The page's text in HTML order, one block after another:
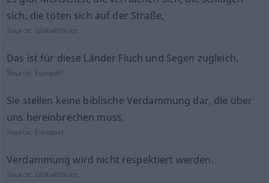
sich, die töten sich auf der Straße,
Source: GlobalVoices
Das ist für diese Länder Fluch und Segen zugleich.
Source: Europarl
Sie stellen keine biblische Verdammung dar, die über
uns hereinbrechen muss.
Source: Europarl
Verdammung wird nicht respektiert werden.
Source: GlobalVoices